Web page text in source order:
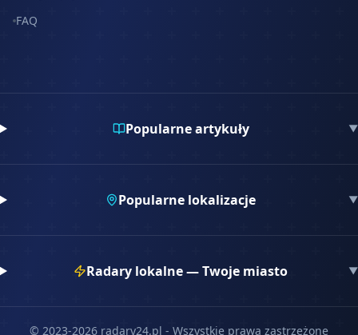
FAQ
Popularne artykuły ▼
Popularne lokalizacje ▼
Radary lokalne — Twoje miasto ▼
© 2023-2026 radary24.pl - Wszystkie prawa zastrzeżone